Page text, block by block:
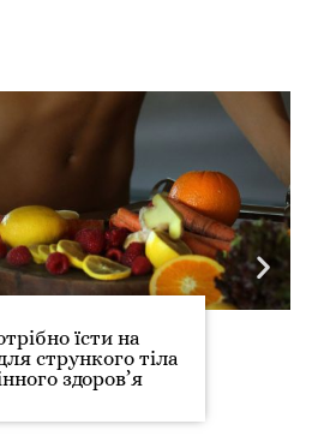
їсти на
стрункого тіла
здоров’я